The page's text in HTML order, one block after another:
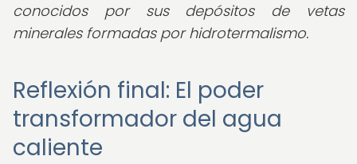
conocidos por sus depósitos de vetas
minerales formadas por hidrotermalismo.
Reflexión final: El poder
transformador del agua
caliente